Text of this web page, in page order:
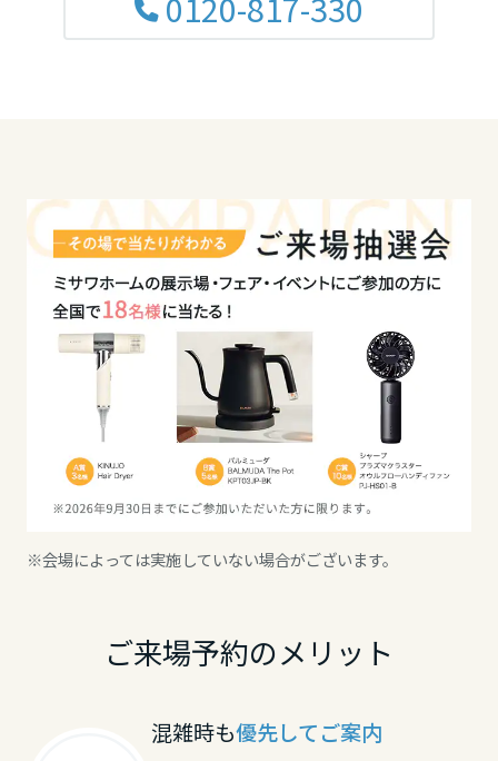
※会場によっては実施していない場合がございます。
ご来場予約のメリット
混雑時も優先してご案内
高知県
佐賀県
長崎県
熊本県
大分県